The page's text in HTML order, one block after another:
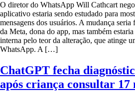
O diretor do WhatsApp Will Cathcart
aplicativo estaria sendo estudado para
mensagens dos usuários. A mudança
da Meta, dona do app, mas também
interna pelo teor da alteração, que atinge
WhatsApp. A […]
ChatGPT fecha
após criança consultar 17